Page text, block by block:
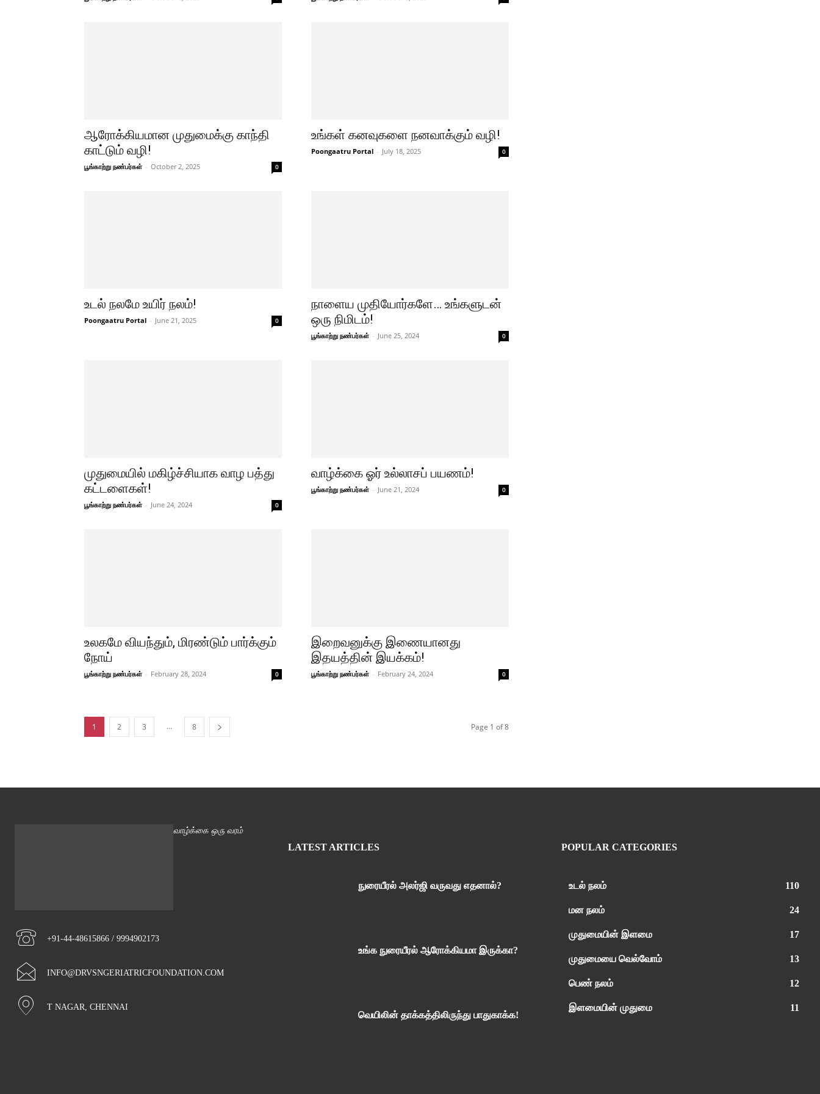
ஆரோக்கியமான முதுமைக்கு காந்தி
காட்டும் வழி!
பூங்காற்று நண்பர்கள் - October 2, 2025 0
உங்கள் கனவுகளை நனவாக்கும் வழி!
Poongaatru Portal - July 18, 2025 0
உடல் நலமே உயிர் நலம்!
Poongaatru Portal - June 21, 2025 0
நாளைய முதியோர்களே… உங்களுடன்
ஒரு நிமிடம்!
பூங்காற்று நண்பர்கள் - June 25, 2024 0
முதுமையில் மகிழ்ச்சியாக வாழ பத்து
கட்டளைகள்!
பூங்காற்று நண்பர்கள் - June 24, 2024 0
வாழ்க்கை ஓர் உல்லாசப் பயணம்!
பூங்காற்று நண்பர்கள் - June 21, 2024 0
உலகமே வியந்தும், மிரண்டும் பார்க்கும்
நோய்
பூங்காற்று நண்பர்கள் - February 28, 2024 0
இறைவனுக்கு இணையானது
இதயத்தின் இயக்கம்!
பூங்காற்று நண்பர்கள் - February 24, 2024 0
1 2 3 ... 8 Page 1 of 8
வாழ்க்கை ஒரு வரம்
+91-44-48615866 / 9994902173
INFO@DRVSNGERIATRICFOUNDATION.COM
T NAGAR, CHENNAI
LATEST ARTICLES
நுரையீரல் அலர்ஜி வருவது எதனால்?
உங்க நுரையீரல் ஆரோக்கியமா இருக்கா?
வெயிலின் தாக்கத்திலிருந்து பாதுகாக்க!
POPULAR CATEGORIES
உடல் நலம் 110
மன நலம் 24
முதுமையின் இளமை 17
முதுமையை வெல்வோம் 13
பெண் நலம் 12
இளமையின் முதுமை 11